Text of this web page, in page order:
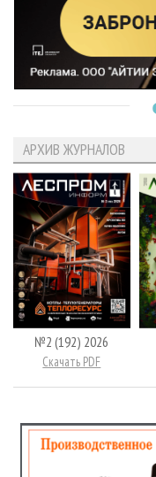
АРХИВ ЖУРНАЛОВ
№2 (192) 2026
Скачать PDF